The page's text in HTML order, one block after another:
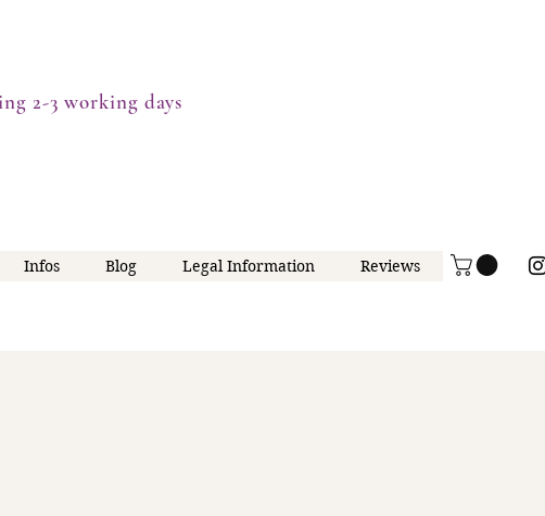
2-3 working days
Infos Blog Legal Information Reviews